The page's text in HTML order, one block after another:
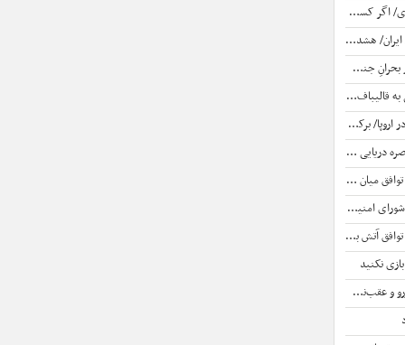
قضائیه ورود نمی‌کند؟
فنی دانست زیرا ...
باز نکنند زیرا...
و «رضاخان حزب‌اللهی» بودند
آمریکایی خبرساز شد
به زودی حاصل می شود
خود را از دست می‌دهد
جزم کرده‌ایم
اهمیت خود را از دست می‌دهد
نکنید